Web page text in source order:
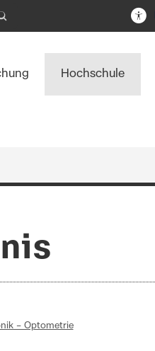
Hochschule
– Optometrie